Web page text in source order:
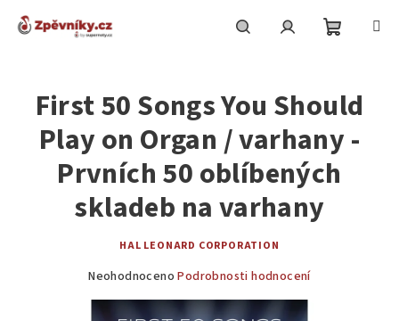
košík
First 50 Songs You Should
Play on Organ / varhany -
Prvních 50 oblíbených
skladeb na varhany
HAL LEONARD CORPORATION
Průměrné
produktu
Neohodnoceno Podrobnosti hodnocení